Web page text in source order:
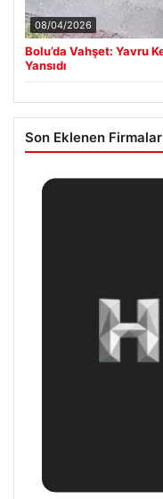
08/04/2026
Bolu’da Vahşet: Yavru
Yansıdı
Son Eklenen Firmalar